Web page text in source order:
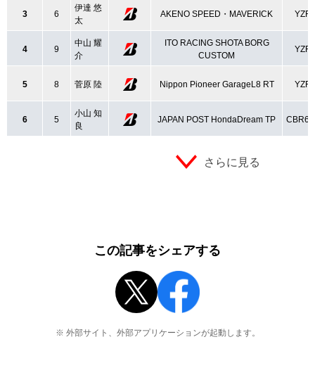
3 6
伊達 悠
太
AKENO SPEED・MAVERICK YZF-
4 9
中山 耀
介
ITO RACING SHOTA BORG
CUSTOM
YZF-
5 8 菅原 陸 Nippon Pioneer GarageL8 RT YZF-
6 5
小山 知
良
JAPAN POST HondaDream TP
さらに見る
この記事をシェアする
※ 外部サイト、外部アプリケーションが起動します。